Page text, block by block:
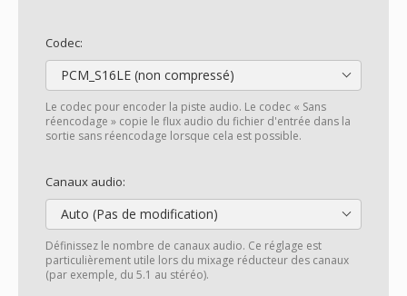
Codec:
PCM_S16LE (non compressé)
Le codec pour encoder la piste audio. Le codec « Sans
réencodage » copie le flux audio du fichier d'entrée dans la
sortie sans réencodage lorsque cela est possible.
Canaux audio:
Auto (Pas de modification)
Définissez le nombre de canaux audio. Ce réglage est
particulièrement utile lors du mixage réducteur des canaux
(par exemple, du 5.1 au stéréo).